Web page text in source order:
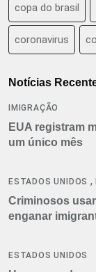
copa do brasil
coronavirus
Notícias
IMIGRAÇÃO
EUA registram
um único mês
ESTADOS UNIDOS ,
Criminosos
enganar
ESTADOS UNIDOS